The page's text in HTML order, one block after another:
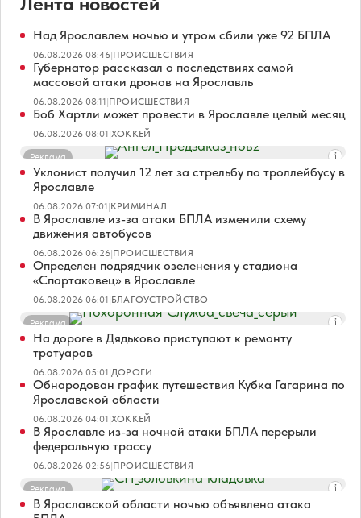
Над Ярославлем ночью и утром сбили уже 92 БПЛА
06.08.2026 08:46|ПРОИСШЕСТВИЯ
Губернатор рассказал о последствиях самой
массовой атаки дронов на Ярославль
06.08.2026 08:11|ПРОИСШЕСТВИЯ
Боб Хартли может провести в Ярославле целый месяц
06.08.2026 08:01|ХОККЕЙ
Реклама
Уклонист получил 12 лет за стрельбу по троллейбусу в
Ярославле
06.08.2026 07:01|КРИМИНАЛ
В Ярославле из-за атаки БПЛА изменили схему
движения автобусов
06.08.2026 06:26|ПРОИСШЕСТВИЯ
Определен подрядчик озеленения у стадиона
«Спартаковец» в Ярославле
06.08.2026 06:01|БЛАГОУСТРОЙСТВО
Реклама
На дороге в Дядьково приступают к ремонту
тротуаров
06.08.2026 05:01|ДОРОГИ
Обнародован график путешествия Кубка Гагарина по
Ярославской области
06.08.2026 04:01|ХОККЕЙ
В Ярославле из-за ночной атаки БПЛА перерыли
федеральную трассу
06.08.2026 02:56|ПРОИСШЕСТВИЯ
Реклама
В Ярославской области ночью объявлена атака